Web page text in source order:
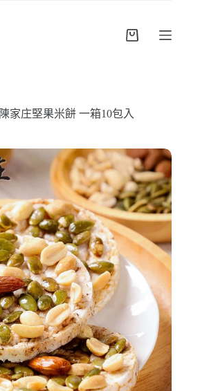
購
陳家庄堅果米餅 一箱10包入